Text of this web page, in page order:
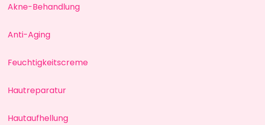
Akne-Behandlung
Anti-Aging
Feuchtigkeitscreme
Hautreparatur
Hautaufhellung